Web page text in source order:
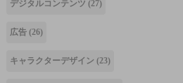
デジタルコンテンツ (27)
広告 (26)
キャラクターデザイン (23)